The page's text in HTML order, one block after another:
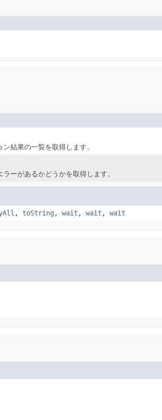
結果の一覧を取得します。
ーがあるかどうかを取得します。
, toString , wait , wait , wait